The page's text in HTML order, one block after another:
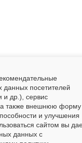
данных посетителей
и др.), сервис
а также внешнюю форму
и улучшения
сайтом вы
данных с